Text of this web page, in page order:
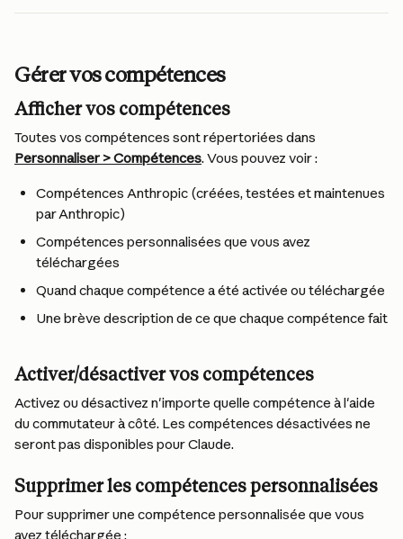
Gérer vos compétences
Afficher vos compétences
Toutes vos compétences sont répertoriées dans
Personnaliser > Compétences. Vous pouvez voir :
Compétences Anthropic (créées, testées et maintenues
par Anthropic)
Compétences personnalisées que vous avez
téléchargées
Quand chaque compétence a été activée ou téléchargée
Une brève description de ce que chaque compétence fait
Activer/désactiver vos compétences
Activez ou désactivez n'importe quelle compétence à l'aide
du commutateur à côté. Les compétences désactivées ne
seront pas disponibles pour Claude.
Supprimer les compétences personnalisées
Pour supprimer une compétence personnalisée que vous
avez téléchargée :